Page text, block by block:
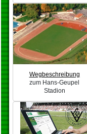
Wegbeschreibung
zum Hans-Geupel
Stadion